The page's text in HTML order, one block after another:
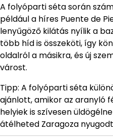
A folyóparti séta során
például a híres Puente de
lenyűgöző kilátás nyílik a
több híd is összeköti, így
oldalról a másikra, és új
várost.
Tipp: A folyóparti séta
ajánlott, amikor az aranyló
helyiek is szívesen
átélheted Zaragoza